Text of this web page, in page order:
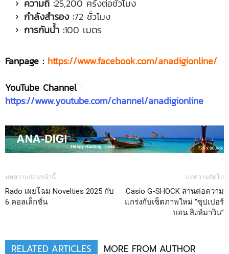
ความถี่ :25,200 ครั้งต่อชั่วโมง
กำลังสำรอง :72 ชั่วโมง
การกันน้ำ :100 เมตร
Fanpage : https://www.facebook.com/anadigionline/
YouTube Channel :
https://www.youtube.com/channel/anadigionline
บทความก่อนหน้านี้
Rado เผยโฉม Novelties 2025 กับ
6 คอลเล็กชั่น
บทความถัดไป
Casio G-SHOCK สานต่อความ
แกร่งกับเซ็ตภาพใหม่ “ซุปเปอร์
บอน สิงห์มาวิน”
RELATED ARTICLES MORE FROM AUTHOR